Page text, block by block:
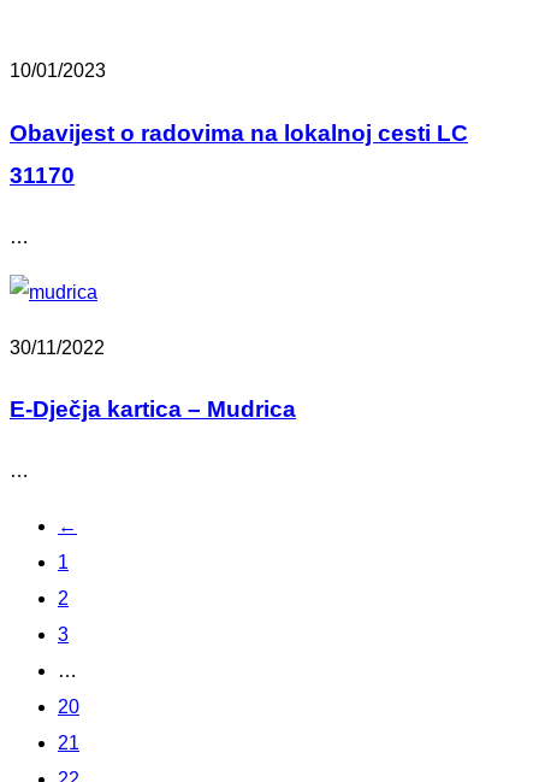
10/01/2023
Obavijest o radovima na lokalnoj cesti LC
31170
…
30/11/2022
E-Dječja kartica – Mudrica
…
←
1
2
3
…
20
21